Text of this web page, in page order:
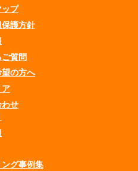
プ
護方針
質問
の方へ
ア
わせ
グ事例集